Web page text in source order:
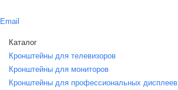
Email
Каталог
Кронштейны для телевизоров
Кронштейны для мониторов
Кронштейны для профессиональных дисплеев